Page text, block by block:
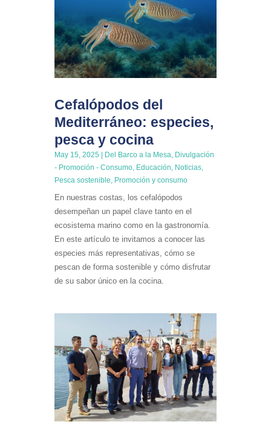
Cefalópodos del
Mediterráneo: especies,
pesca y cocina
May 15, 2025 | Del Barco a la Mesa Divulgación
- Promoción - Consumo, Educación Noticias,
Pesca sostenible Promoción y consumo
En nuestras costas, los cefalópodos
desempeñan un papel clave tanto en el
ecosistema marino como en la gastronomía.
En este artículo te invitamos a conocer las
especies más representativas, cómo se
pescan de forma sostenible y cómo disfrutar
de su sabor único en la cocina.